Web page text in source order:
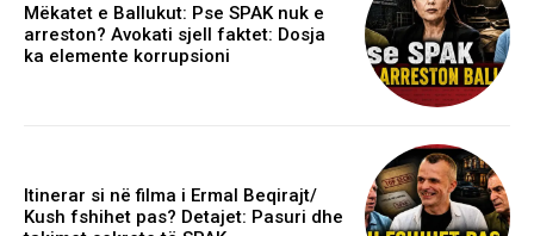
Mëkatet e Ballukut: Pse SPAK nuk e
arreston? Avokati sjell faktet: Dosja
ka elemente korrupsioni
Itinerar si në filma i Ermal Beqirajt/
Kush fshihet pas? Detajet: Pasuri dhe